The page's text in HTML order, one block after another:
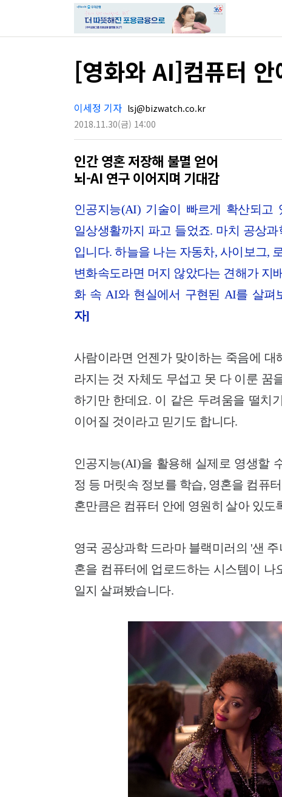
[영화와 AI]컴퓨터 안
이세정 기자 lsj@bizwatch.co.kr
2018.11.30(금) 14:00
인간 영혼 저장해 불멸 얻어
뇌-AI 연구 이어지며 기대감
인공지능(AI) 기술이 빠르게 확산되고
일상생활까지 파고 들었죠. 마치 공상
입니다. 하늘을 나는 자동차, 사이보그,
변화속도라면 머지 않았다는 견해가 지
화 속 AI와 현실에서 구현된 AI를 살펴
자]
사람이라면 언젠가 맞이하는 죽음에
라지는 것 자체도 무섭고 못 다 이룬 꿈
하기만 한데요. 이 같은 두려움을 떨치
이어질 것이라고 믿기도 합니다.
인공지능(AI)을 활용해 실제로 영생할
정 등 머릿속 정보를 학습, 영혼을 컴퓨
혼만큼은 컴퓨터 안에 영원히 살아 있도
영국 공상과학 드라마 블랙미러의 '샌
혼을 컴퓨터에 업로드하는 시스템이
일지 살펴봤습니다.